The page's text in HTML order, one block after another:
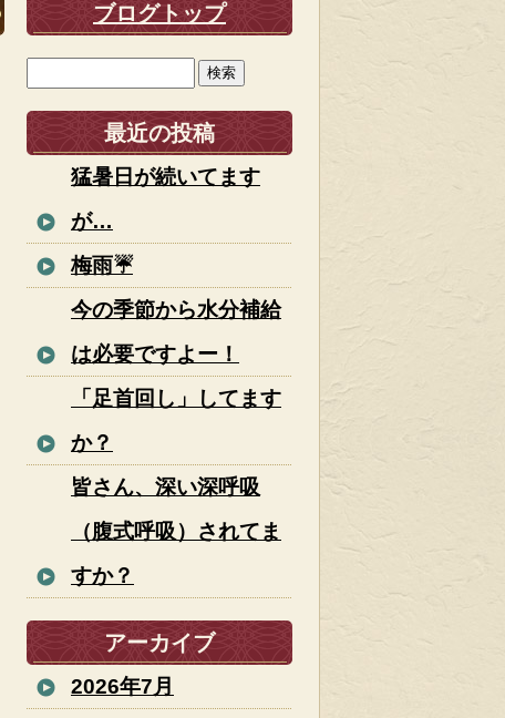
ブログトップ
最近の投稿
猛暑日が続いてます
が…
梅雨☔
今の季節から水分補給
は必要ですよー！
「足首回し」してます
か？
皆さん、深い深呼吸
（腹式呼吸）されてま
すか？
アーカイブ
2026年7月